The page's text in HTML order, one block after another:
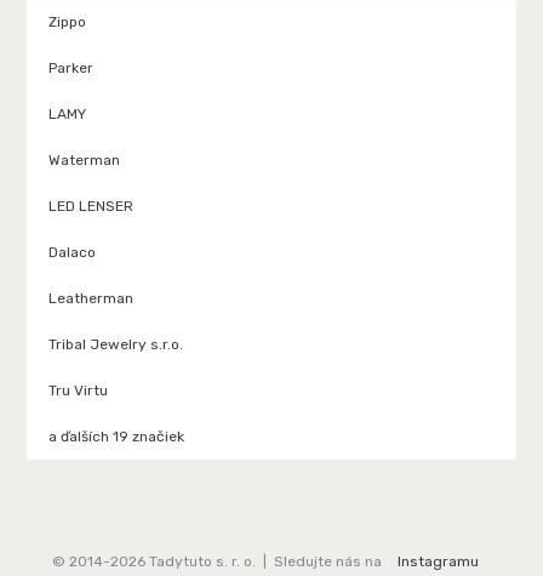
Zippo
Parker
LAMY
Waterman
LED LENSER
Dalaco
Leatherman
Tribal Jewelry s.r.o.
Tru Virtu
a ďalších 19 značiek
© 2014-2026 Tadytuto s. r. o. | Sledujte nás na Instagramu